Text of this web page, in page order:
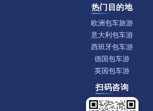
热门目的地
欧洲包车旅游
意大利包车游
西班牙包车游
德国包车游
英国包车游
扫码咨询